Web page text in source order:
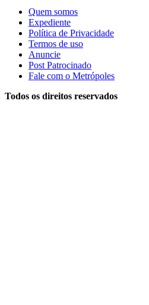
Quem somos
Expediente
Política de Privacidade
Termos de uso
Anuncie
Post Patrocinado
Fale com o Metrópoles
Todos os direitos reservados